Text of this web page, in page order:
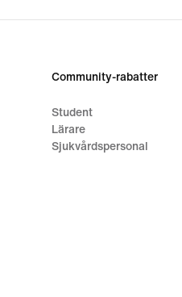
Community-rabatter
Student
Lärare
Sjukvårdspersonal